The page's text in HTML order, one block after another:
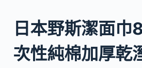
日本野斯潔面巾
次性純棉加厚乾